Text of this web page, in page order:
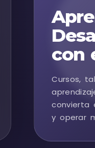
con
Cursos,
convierta
y operar